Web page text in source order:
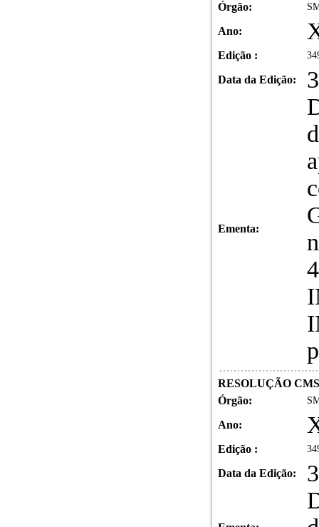
Órgão:
Ano:
Edição :
Data da Edição:
Ementa:
RESOLUÇÃO CMS
Órgão:
Ano:
Edição :
Data da Edição: